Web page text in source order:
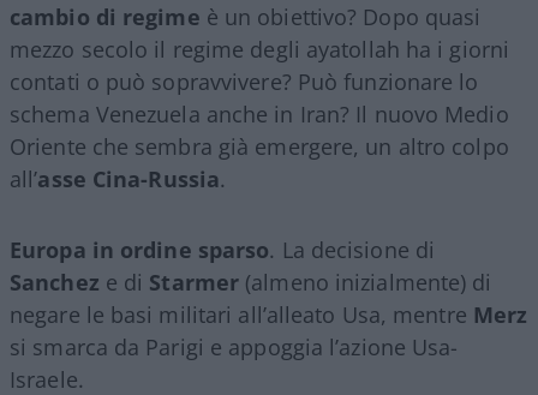
cambio di regime è un obiettivo? Dopo quasi
mezzo secolo il regime degli ayatollah ha i giorni
contati o può sopravvivere? Può funzionare lo
schema Venezuela anche in Iran? Il nuovo Medio
Oriente che sembra già emergere, un altro colpo
all’asse Cina-Russia.
Europa in ordine sparso. La decisione di
Sanchez e di Starmer (almeno inizialmente) di
negare le basi militari all’alleato Usa, mentre Merz
si smarca da Parigi e appoggia l’azione Usa-
Israele.